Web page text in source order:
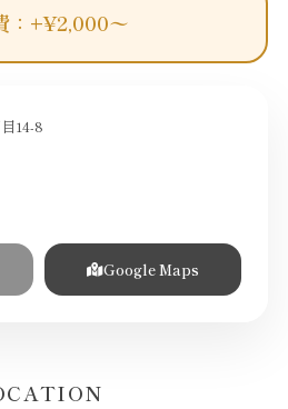
：+¥2,000〜
14-8
Google Maps